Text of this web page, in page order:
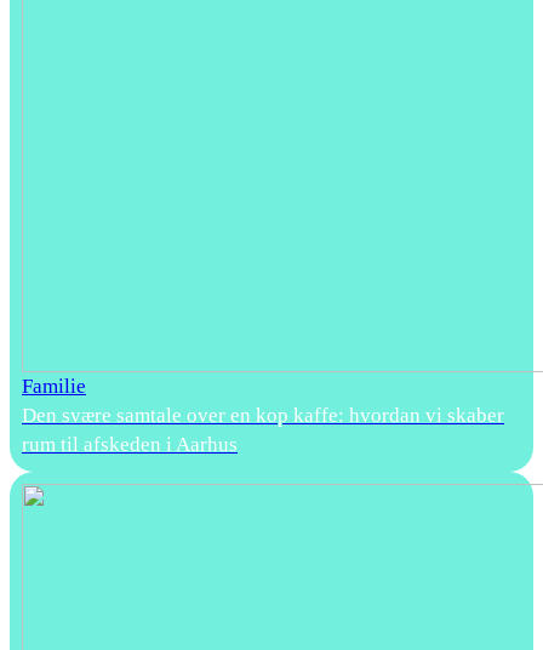
Familie
Den svære samtale over en kop kaffe: hvordan vi skaber
rum til afskeden i Aarhus